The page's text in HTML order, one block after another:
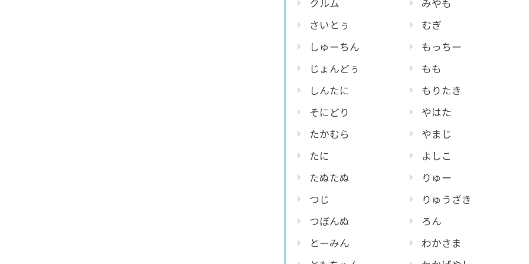
クルム
さいとぅ
しゅーちん
じょんどぅ
しんたに
そにどり
たかむら
たに
たぬたぬ
つじ
つぼんぬ
とーみん
みやも
むぎ
もっちー
もも
もりたき
やはた
やまじ
よしこ
りゅー
りゅうざき
ろん
わかさま